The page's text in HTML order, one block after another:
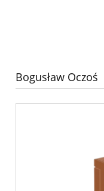
Bogusław Oczoś